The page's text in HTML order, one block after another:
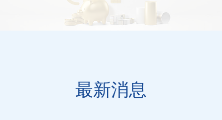
最新消息